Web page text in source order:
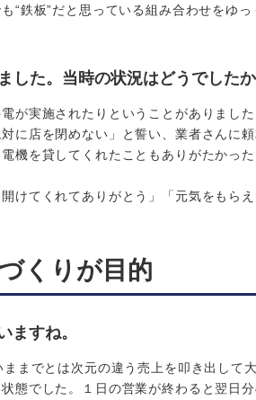
鉄板”だと思っている組み合わせをゆ
た。当時の状況はどうでしたか
実施されたりということがありまし
に店を閉めない」と誓い、業者さんに
機を貸してくれたこともありがたかった
てくれてありがとう」「元気をもら
くりが目的
すね。
までとは次元の違う売上を叩き出して
態でした。１日の営業が終わると翌日